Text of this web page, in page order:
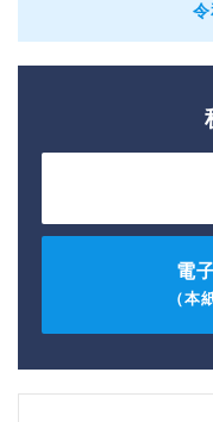
電
（本